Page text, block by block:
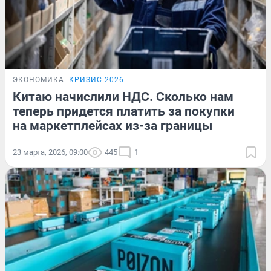
ЭКОНОМИКА КРИЗИС-2026
Китаю начислили НДС. Сколько нам
теперь придется платить за покупки
на маркетплейсах из-за границы
23 марта, 2026, 09:00 445 1